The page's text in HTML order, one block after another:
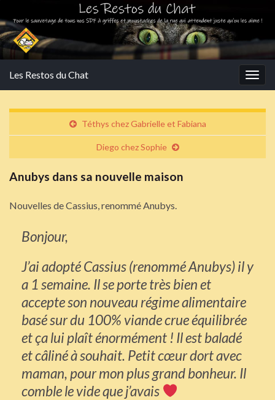
Les Restos du Chat
Téthys chez Gabrielle et Fabiana
Diego chez Sophie
Anubys dans sa nouvelle maison
Nouvelles de Cassius, renommé Anubys.
Bonjour,
J’ai adopté Cassius (renommé Anubys) il y
a 1 semaine. Il se porte très bien et
accepte son nouveau régime alimentaire
basé sur du 100% viande crue équilibrée
et ça lui plaît énormément ! Il est baladé
et câliné à souhait. Petit cœur dort avec
maman, pour mon plus grand bonheur. Il
comble le vide que j’avais